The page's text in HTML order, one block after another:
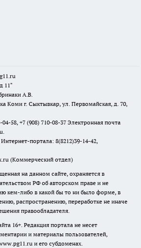
11"
А.В.
Коми г. Сыктывкар, ул. Первомайская, д. 70,
58, +7 (908) 710-08-37 Электронная почта
.
портала: 8(8212)39-14-42,
(Коммерческий отдел)
на данном сайте, охраняется в
РФ об авторском праве и не
кем-либо в какой бы то ни было форме, в
распространению, переработке не иначе
правообладателя.
16+. Редакция портала не несет
и материалы пользователей,
и его субдоменах.